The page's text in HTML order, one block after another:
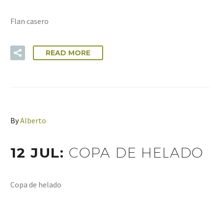
Flan casero
READ MORE
ByAlberto
12 JUL: COPA DE HELADO
Copa de helado